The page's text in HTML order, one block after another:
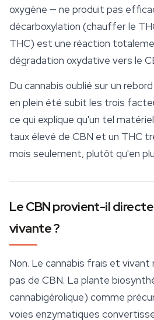
oxygène — ne produit pas
décarboxylation (chauffer le
THC) est une réaction
dégradation oxydative vers le
Du cannabis oublié sur un
en plein été subit les trois
ce qui explique qu'un tel
taux élevé de CBN et un THC
mois seulement, plutôt qu'en
Le CBN provient-il
vivante ?
Non. Le cannabis frais et
pas de CBN. La plante
cannabigérolique) comme
voies enzymatiques